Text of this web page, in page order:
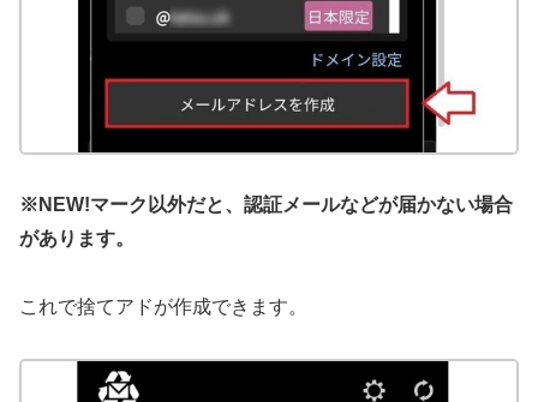
※NEW!マーク以外だと、認証メールなどが届かない場合
があります。
これで捨てアドが作成できます。